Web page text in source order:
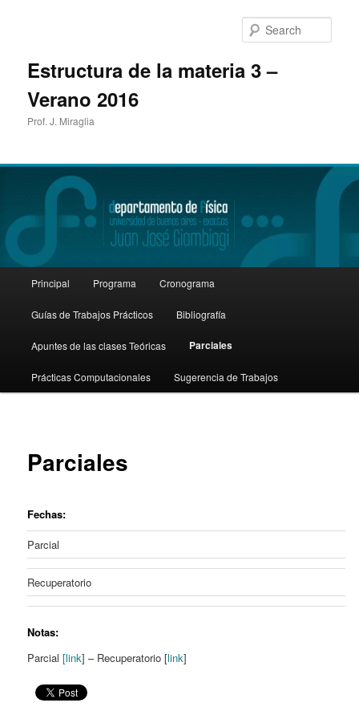
Estructura de la materia 3 –
Verano 2016
Prof. J. Miraglia
Skip
to
primary
Principal Programa Cronograma
Guías de Trabajos Prácticos Bibliografía
Apuntes de las clases Teóricas Parciales
Prácticas Computacionales Sugerencia de Trabajos
Parciales
Fechas:
Parcial
Recuperatorio
Notas:
Parcial[link] – Recuperatorio [link]